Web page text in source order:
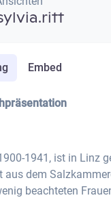
Embed
1941, ist in Linz
aus dem
beachteten